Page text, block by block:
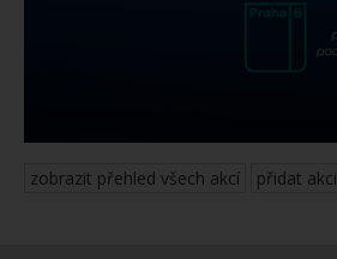
zobrazit přehled všech akcí přidat akci